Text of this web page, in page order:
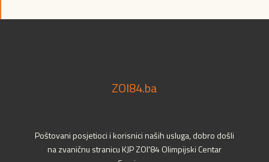
ZOI84.ba
Poštovani posjetioci i korisnici naših usluga, dobro došli
na zvaničnu stranicu KJP ZOI'84 Olimpijski Centar